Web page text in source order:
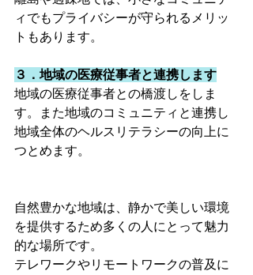
ィでもプライバシーが守られるメリッ
トもあります。
３．地域の医療従事者と連携します
地域の医療従事者との橋渡しをしま
す。また地域のコミュニティと連携し
地域全体のヘルスリテラシーの向上に
つとめます。
自然豊かな地域は、静かで美しい環境
を提供するため多くの人にとって魅力
的な場所です。
テレワークやリモートワークの普及に